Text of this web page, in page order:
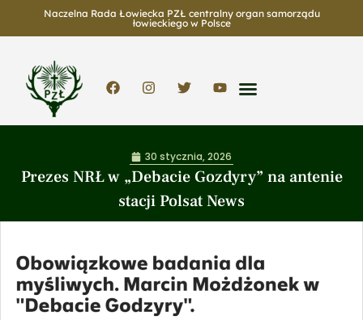
Naczelna Rada Łowiecka PZŁ centralny organ samorządu
łowieckiego w Polsce
Prezes NRŁ w „Debacie Gozdyry” na antenie
stacji Polsat News
30 stycznia, 2026